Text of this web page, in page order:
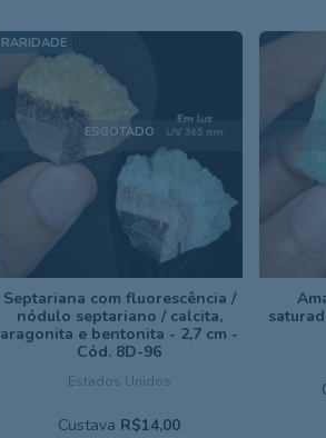
ESGOTADO
Estados Unidos
Septariana com fluorescência /
nódulo septariano / calcita,
aragonita e bentonita - 2,7 cm -
Cód. 8D-96
Custava R$14,00